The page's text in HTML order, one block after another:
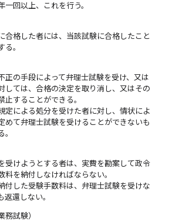
一回以上、これを行う。
合格した者には、当該試験に合格したこと
る。
正の手段によって弁理士試験を受け、又は
しては、合格の決定を取り消し、又はその
止することができる。
定による処分を受けた者に対し、情状によ
めて弁理士試験を受けることができないも
受けようとする者は、実費を勘案して政令
料を納付しなければならない。
付した受験手数料は、弁理士試験を受けな
還しない。
務試験）